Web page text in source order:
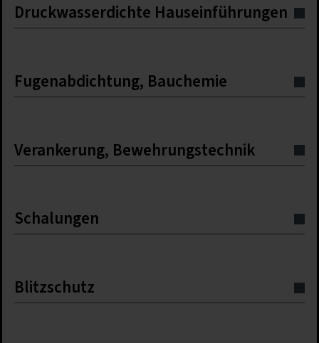
Druckwasserdichte Hauseinführungen
Fugenabdichtung, Bauchemie
Verankerung, Bewehrungstechnik
Schalungen
Blitzschutz